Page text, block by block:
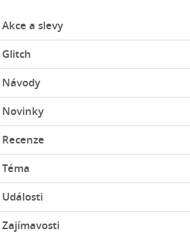
Akce a slevy
Glitch
Návody
Novinky
Recenze
Téma
Události
Zajímavosti